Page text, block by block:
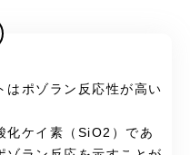
はポゾラン反応性が高い
化ケイ素（SiO2）であ